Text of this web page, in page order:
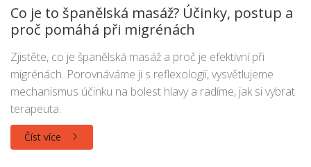
Co je to španělská masáž? Účinky, postup a
proč pomáhá při migrénách
Zjistěte, co je španělská masáž a proč je efektivní při
migrénách. Porovnáváme ji s reflexologií, vysvětlujeme
mechanismus účinku na bolest hlavy a radíme, jak si vybrat
terapeuta.
Číst více